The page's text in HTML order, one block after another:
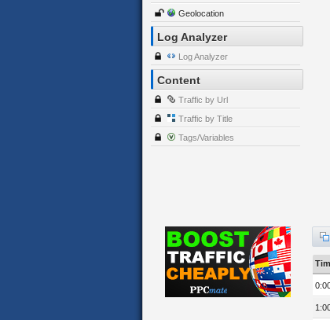
Geolocation
Log Analyzer
Log Analyzer
Content
Traffic by Url
Traffic by Title
Tags/Variables